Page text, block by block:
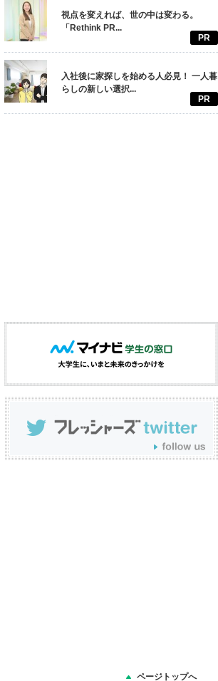
視点を変えれば、世の中は変わる。
「Rethink PR...
PR
入社後に家探しを始める人必見！ 一人暮
らしの新しい選択...
PR
ページトップへ